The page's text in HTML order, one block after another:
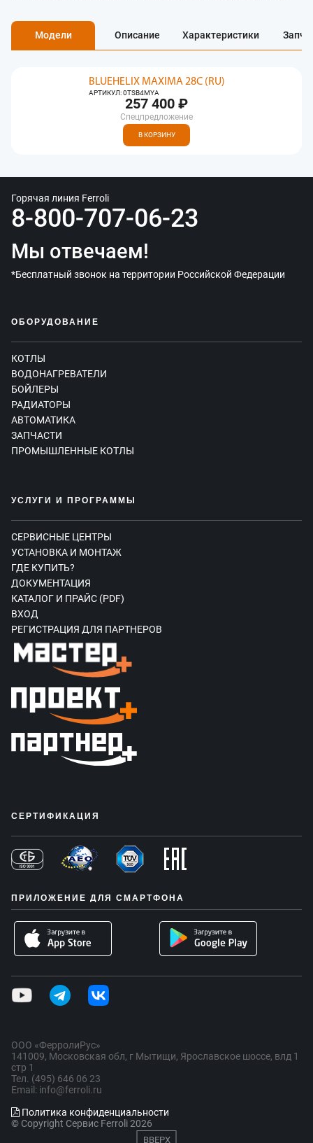
Модели Описание Характеристики
BLUEHELIX MAXIMA 28C (RU)
АРТИКУЛ: 0TSB4MYA
257 400 ₽
Спецпредложение
В КОРЗИНУ
Горячая линия Ferroli
8-800-707-06-23
Мы отвечаем!
*Бесплатный звонок на территории Российской Федерации
ОБОРУДОВАНИЕ
КОТЛЫ
ВОДОНАГРЕВАТЕЛИ
БОЙЛЕРЫ
РАДИАТОРЫ
АВТОМАТИКА
ЗАПЧАСТИ
ПРОМЫШЛЕННЫЕ КОТЛЫ
УСЛУГИ И ПРОГРАММЫ
СЕРВИСНЫЕ ЦЕНТРЫ
УСТАНОВКА И МОНТАЖ
ГДЕ КУПИТЬ?
ДОКУМЕНТАЦИЯ
КАТАЛОГ И ПРАЙС (PDF)
ВХОД
РЕГИСТРАЦИЯ ДЛЯ ПАРТНЕРОВ
СЕРТИФИКАЦИЯ
ПРИЛОЖЕНИЕ ДЛЯ СМАРТФОНА
ООО «ФерролиРус»
141009, Московская обл, г Мытищи, Ярославское шоссе, влд 1
стр 1
Тел. (495) 646 06 23
Email: info@ferroli.ru
Политика конфиденциальности
© Copyright Сервис Ferroli 2026
ВВЕРХ